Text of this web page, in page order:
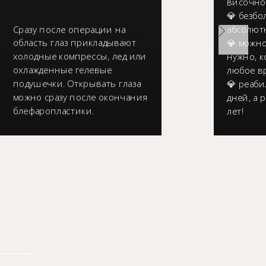
Сразу после операции на
область глаз прикладывают
холодные компрессы, лед или
охлажденные гелевые
подушечки. Открывать глаза
можно сразу после окончания
блефаропластики.
💎
💎
нужно,
любое
💎
дней, а
лет!